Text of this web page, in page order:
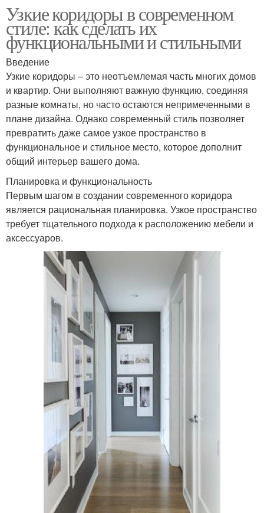
Узкие коридоры в современном
стиле: как сделать их
функциональными и стильными
Введение
Узкие коридоры – это неотъемлемая часть многих домов
и квартир. Они выполняют важную функцию, соединяя
разные комнаты, но часто остаются непримеченными в
плане дизайна. Однако современный стиль позволяет
превратить даже самое узкое пространство в
функциональное и стильное место, которое дополнит
общий интерьер вашего дома.
Планировка и функциональность
Первым шагом в создании современного коридора
является рациональная планировка. Узкое пространство
требует тщательного подхода к расположению мебели и
аксессуаров.